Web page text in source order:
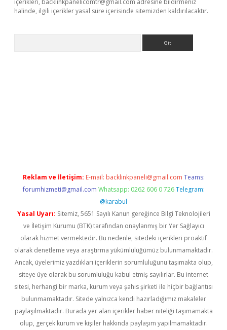
içerikleri, backlinkpanelicomtr@gmail.com adresine bildirmeniz
halinde, ilgili içerikler yasal süre içerisinde sitemizden kaldırılacaktır.
Reklam ve İletişim: E-mail: backlinkpaneli@gmail.com Teams:
forumhizmeti@gmail.com Whatsapp: 0262 606 0 726 Telegram:
@karabul
Yasal Uyarı: Sitemiz, 5651 Sayılı Kanun gereğince Bilgi Teknolojileri
ve İletişim Kurumu (BTK) tarafından onaylanmış bir Yer Sağlayıcı
olarak hizmet vermektedir. Bu nedenle, sitedeki içerikleri proaktif
olarak denetleme veya araştırma yükümlülüğümüz bulunmamaktadır.
Ancak, üyelerimiz yazdıkları içeriklerin sorumluluğunu taşımakta olup,
siteye üye olarak bu sorumluluğu kabul etmiş sayılırlar. Bu internet
sitesi, herhangi bir marka, kurum veya şahıs şirketi ile hiçbir bağlantısı
bulunmamaktadır. Sitede yalnızca kendi hazırladığımız makaleler
paylaşılmaktadır. Burada yer alan içerikler haber niteliği taşımamakta
olup, gerçek kurum ve kişiler hakkında paylaşım yapılmamaktadır.